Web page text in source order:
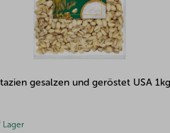
gesalzen und geröstet Iran 5kg
Lager